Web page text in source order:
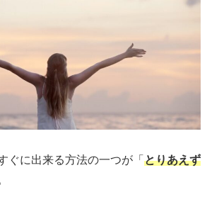
ぐに出来る方法の一つが「 とりあえず